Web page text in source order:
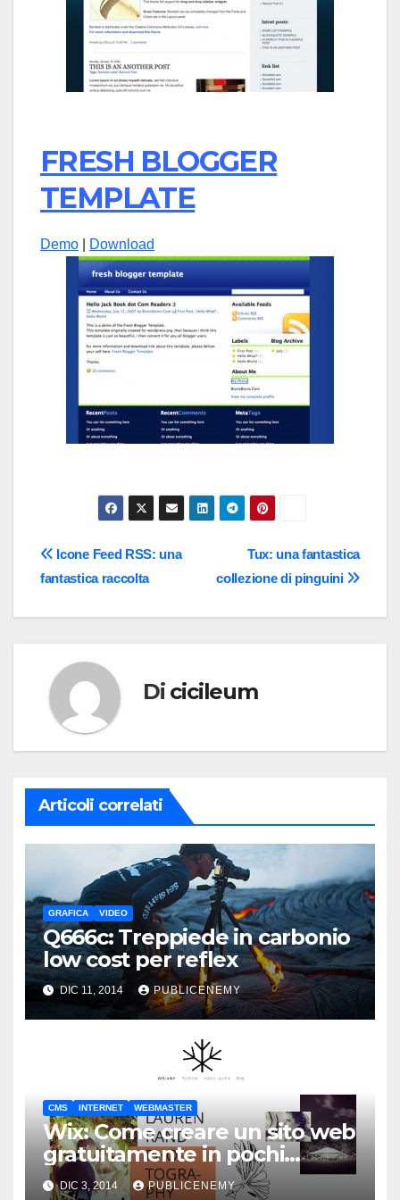
FRESH BLOGGER
TEMPLATE
Demo Download
Navigazione
Tux: una fantastica
collezione di pinguini
Icone Feed RSS: una
fantastica raccolta
Di cicileum
Articoli correlati
GRAFICA VIDEO
Q666c: Treppiede in carbonio
low cost per reflex
DIC 11, 2014 PUBLICENEMY
CMS INTERNET WEBMASTER
Wix: Come creare un sito web
gratuitamente in pochi
minuti
DIC 3, 2014 PUBLICENEMY